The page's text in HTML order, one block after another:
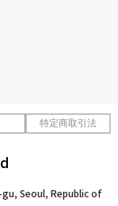
特定商取引法
Seoul, Republic of